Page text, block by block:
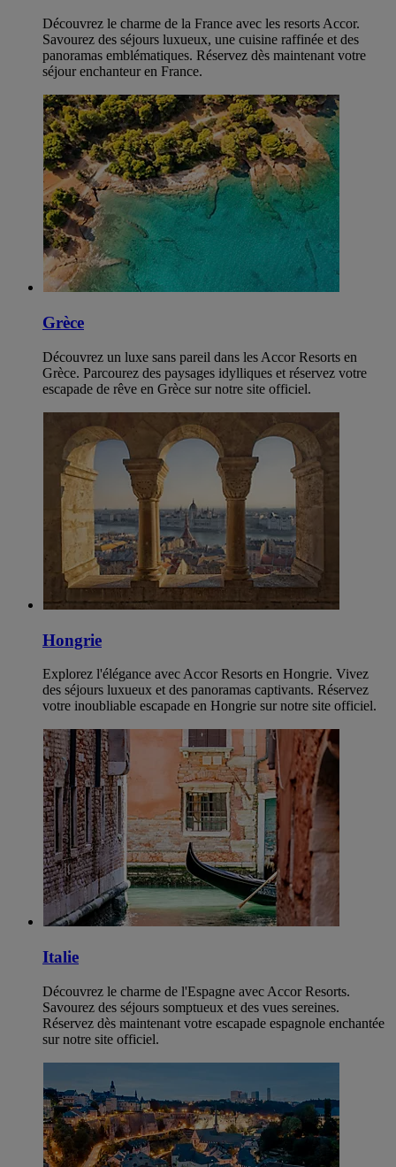
Découvrez le charme de la France avec les resorts Accor.
Savourez des séjours luxueux, une cuisine raffinée et des
panoramas emblématiques. Réservez dès maintenant votre
séjour enchanteur en France.
Grèce
Découvrez un luxe sans pareil dans les Accor Resorts en
Grèce. Parcourez des paysages idylliques et réservez votre
escapade de rêve en Grèce sur notre site officiel.
Hongrie
Explorez l'élégance avec Accor Resorts en Hongrie. Vivez
des séjours luxueux et des panoramas captivants. Réservez
votre inoubliable escapade en Hongrie sur notre site officiel.
Italie
Découvrez le charme de l'Espagne avec Accor Resorts.
Savourez des séjours somptueux et des vues sereines.
Réservez dès maintenant votre escapade espagnole enchantée
sur notre site officiel.